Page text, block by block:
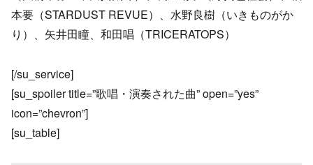
本要（STARDUST REVUE）、水野良樹（いきものがか
り）、矢井田瞳、和田唱（TRICERATOPS）
[/su_service]
[su_spoiler title=”歌唱・演奏された曲” open=”yes”
icon=”chevron”]
[su_table]